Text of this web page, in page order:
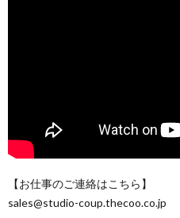
【お仕事のご連絡はこちら】
sales@studio-coup.thecoo.co.jp